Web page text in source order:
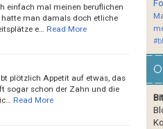
einfach mal meinen beruflichen
man damals doch etliche
e…
Read More
plötzlich Appetit auf etwas, das
sogar schon der Zahn und die
Read More